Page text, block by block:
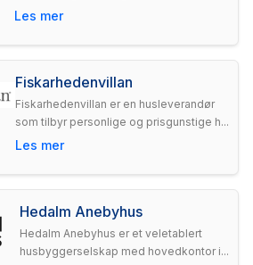
Les mer
Fiskarhedenvillan
Fiskarhedenvillan er en husleverandør
som tilbyr personlige og prisgunstige h...
Les mer
Hedalm Anebyhus
Hedalm Anebyhus er et veletablert
husbyggerselskap med hovedkontor i...